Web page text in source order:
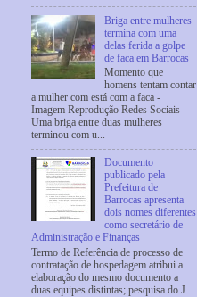
Briga entre mulheres
termina com uma
delas ferida a golpe
de faca em Barrocas
Momento que
homens tentam contar
a mulher com está com a faca -
Imagem Reprodução Redes Sociais
Uma briga entre duas mulheres
terminou com u...
Documento
publicado pela
Prefeitura de
Barrocas apresenta
dois nomes diferentes
como secretário de
Administração e Finanças
Termo de Referência de processo de
contratação de hospedagem atribui a
elaboração do mesmo documento a
duas equipes distintas; pesquisa do J...